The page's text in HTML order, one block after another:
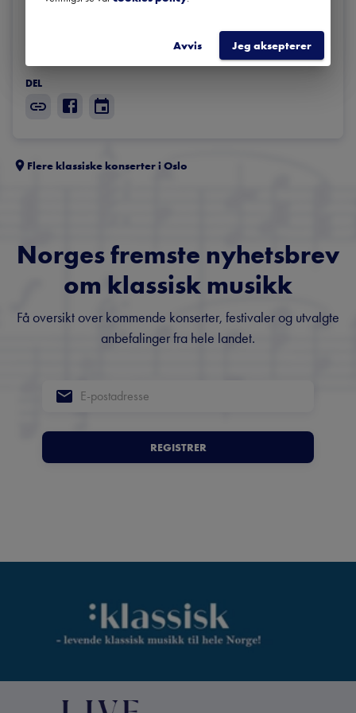
DEL
Flere klassiske konserter i Oslo
Norges fremste nyhetsbrev
om klassisk musikk
Få oversikt over kommende konserter, festivaler og utvalgte
anbefalinger fra hele landet.
REGISTRER
Avvis Jeg aksepterer